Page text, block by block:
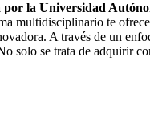
la Universidad
multidisciplinario te
A través de un
solo se trata de adquirir